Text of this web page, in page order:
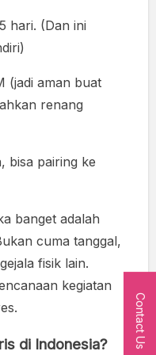
hari. (Dan ini
(jadi aman buat
renang
bisa pairing ke
banget adalah
cuma tanggal,
fisik lain.
kegiatan
di Indonesia? Contact Us